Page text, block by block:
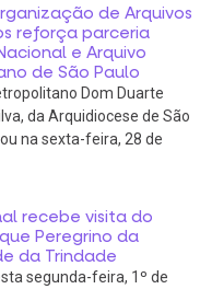
de Arquivos
reforça parceria
e Arquivo
de São Paulo
Dom Duarte
da Arquidiocese de São
na sexta-feira, 28 de
recebe visita do
Peregrino da
da Trindade
segunda-feira, 1º de